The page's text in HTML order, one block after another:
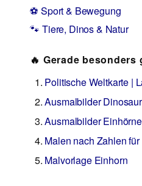
⚽ Sport & Bewegung
🐾 Tiere, Dinos & Natur
🔥 Gerade besonders
Politische Weltkarte |
Ausmalbilder
Ausmalbilder
Malen nach Zahlen
Malvorlage Einhorn